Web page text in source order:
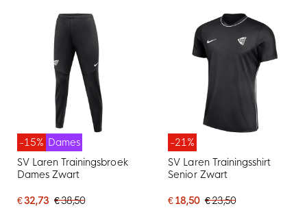
-15% Dames
SV Laren Trainingsbroek
Dames Zwart
€ 32,73 € 38,50
-21%
SV Laren Trainingsshirt
Senior Zwart
€ 18,50 € 23,50